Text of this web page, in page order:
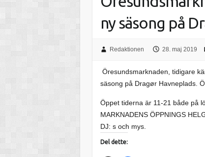
ny säsong på
Redaktionen 28. maj 2019
Öresundsmarknaden, tidigare
säsong på Dragør Havneplads.
Öppet tiderna är 11-21 både på
MARKNADENS ÖPPNINGS
DJ: s och mys.
Del dette: